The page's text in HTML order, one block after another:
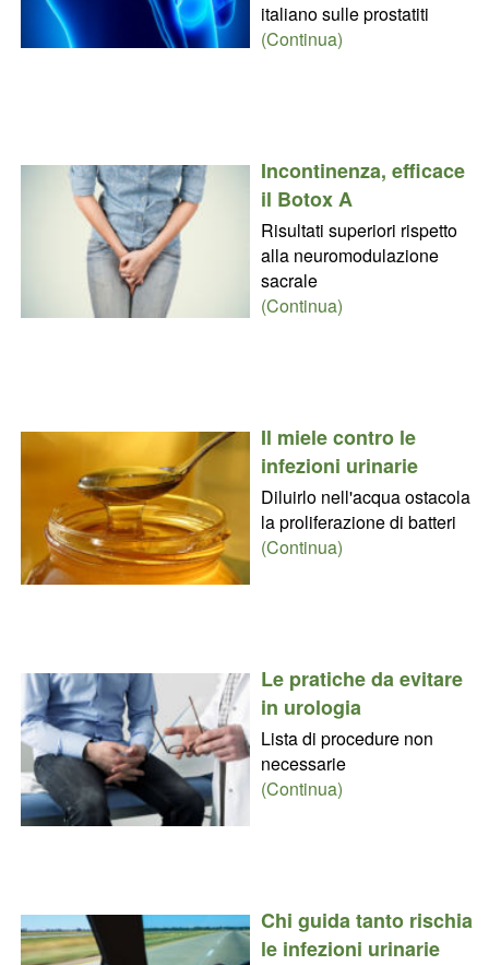
italiano sulle prostatiti
(Continua)
Incontinenza, efficace
il Botox A
Risultati superiori rispetto
alla neuromodulazione
sacrale
(Continua)
Il miele contro le
infezioni urinarie
Diluirlo nell'acqua ostacola
la proliferazione di batteri
(Continua)
Le pratiche da evitare
in urologia
Lista di procedure non
necessarie
(Continua)
Chi guida tanto rischia
le infezioni urinarie